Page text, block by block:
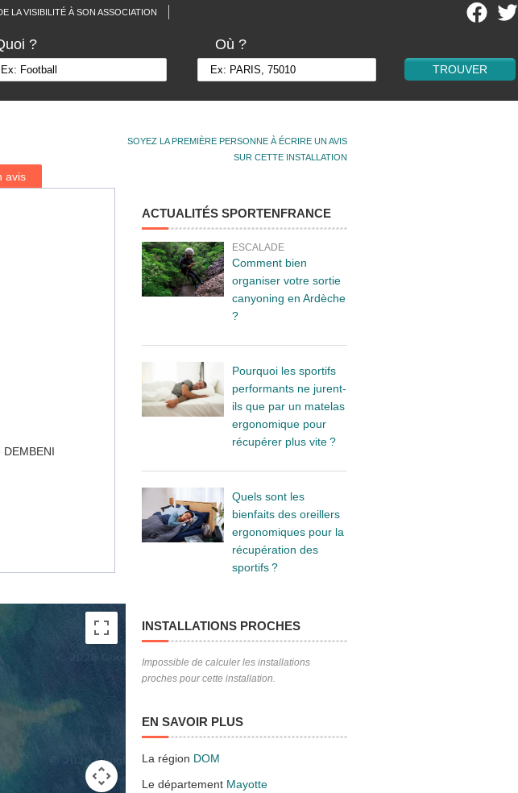
LA VISIBILITÉ À SON ASSOCIATION
? Où ?
SOYEZ LA PREMIÈRE PERSONNE À ÉCRIRE UN AVIS
SUR CETTE INSTALLATION
avis
ACTUALITÉS SPORTENFRANCE
ESCALADE
Comment bien
organiser votre sortie
canyoning en Ardèche
?
Pourquoi les sportifs
performants ne jurent-
ils que par un matelas
ergonomique pour
récupérer plus vite ?
Quels sont les
bienfaits des oreillers
ergonomiques pour la
récupération des
sportifs ?
INSTALLATIONS PROCHES
Impossible de calculer les installations
proches pour cette installation.
EN SAVOIR PLUS
La région DOM
Le département Mayotte